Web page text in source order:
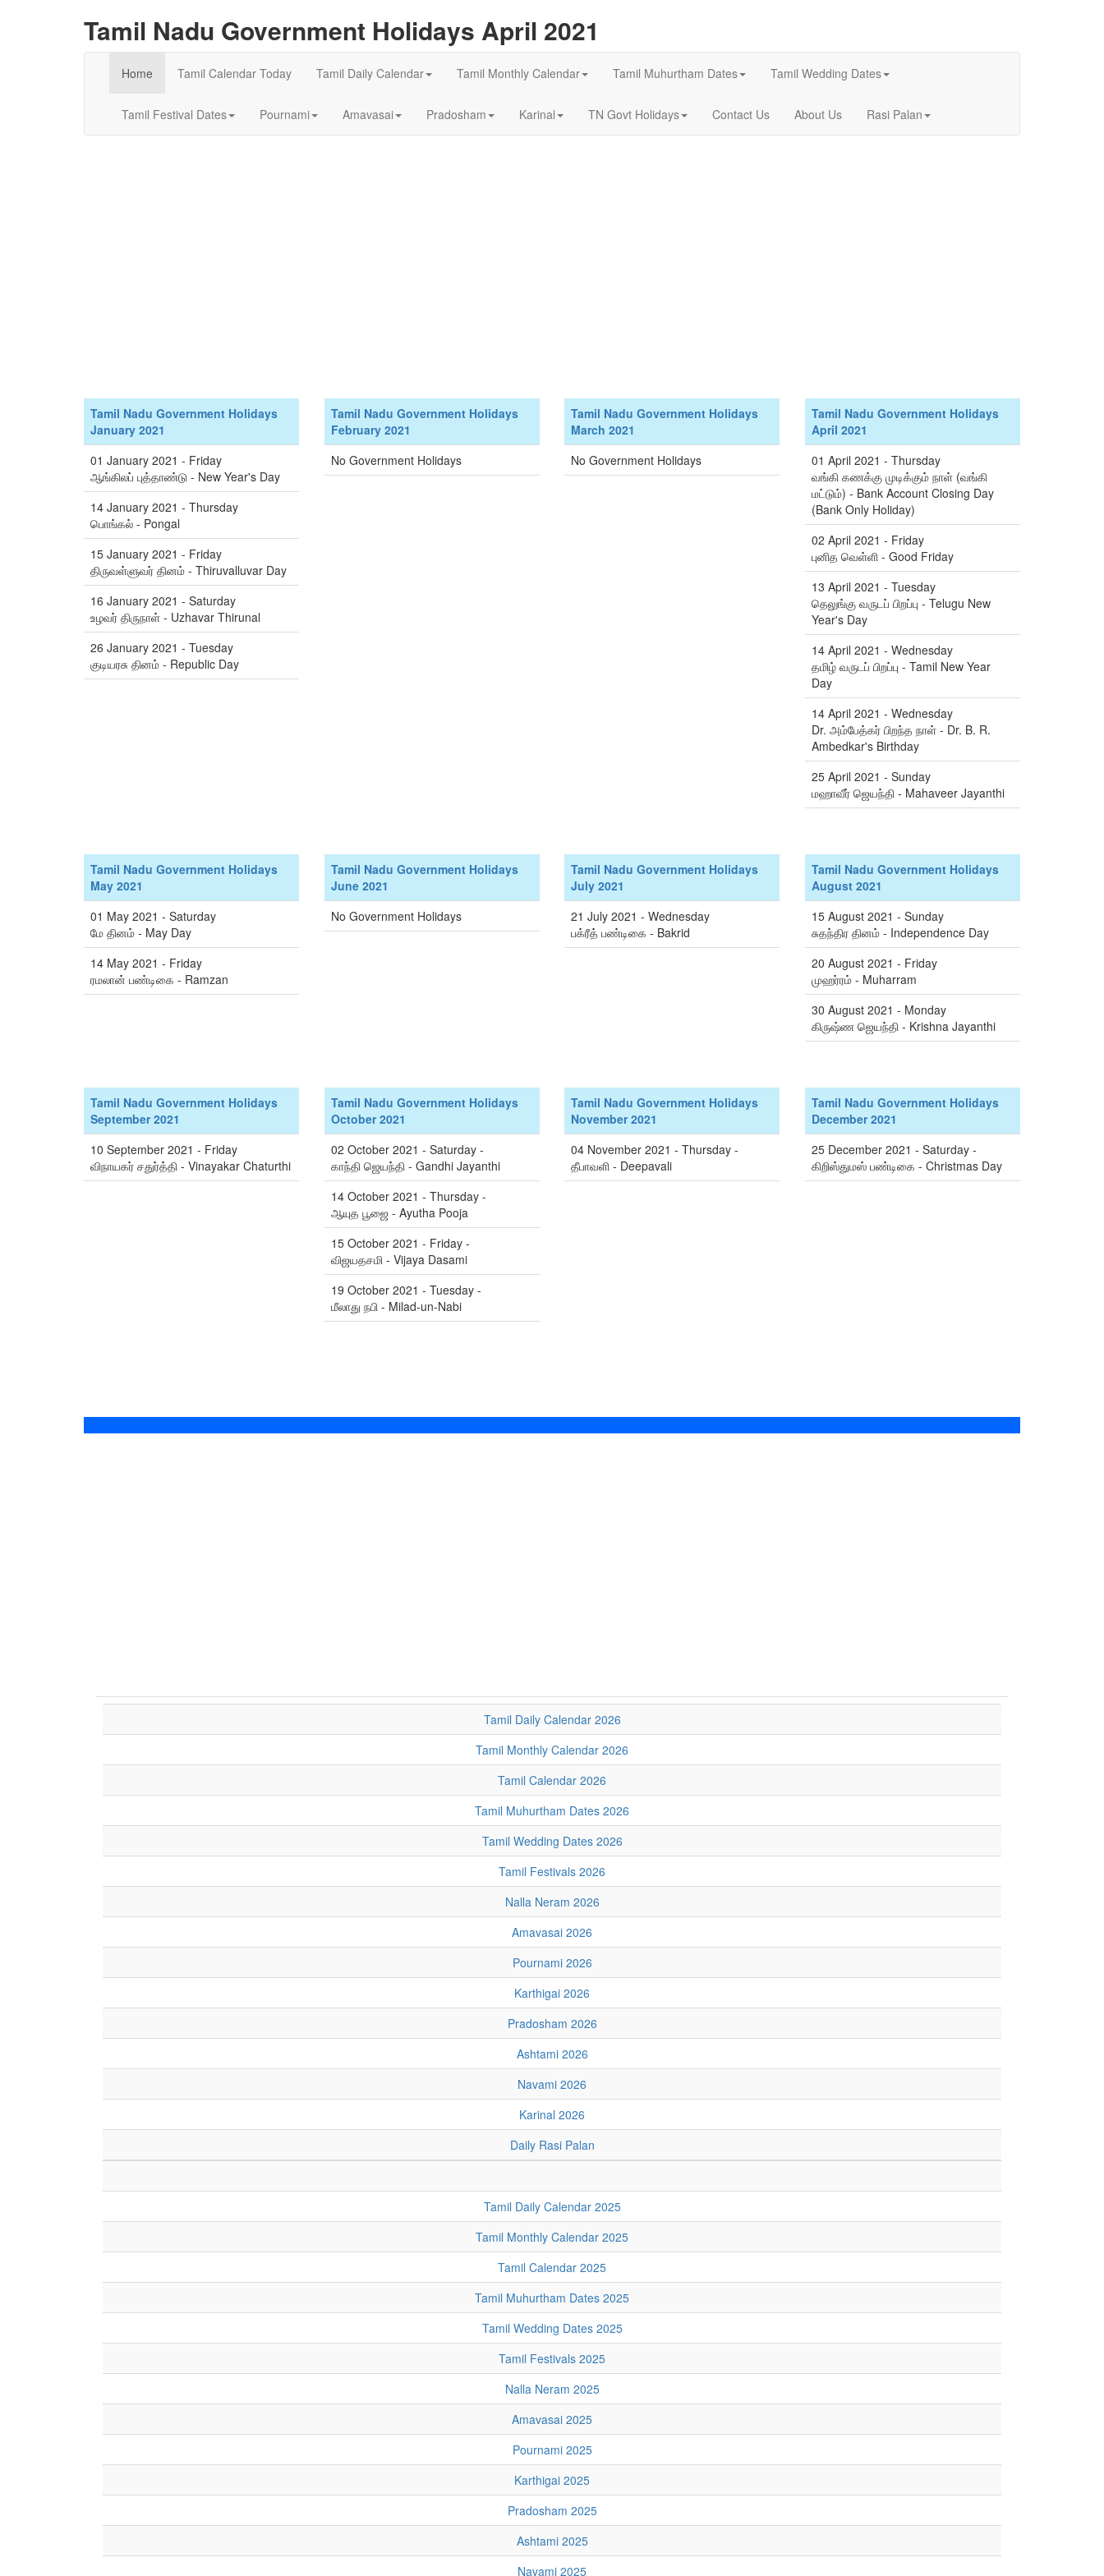
Tamil Nadu Government Holidays April 2021
Home Tamil Calendar Today Tamil Daily Calendar Tamil Monthly Calendar Tamil Muhurtham Dates Tamil Wedding Dates
Tamil Festival Dates Pournami Amavasai Pradosham Karinal TN Govt Holidays Contact Us About Us Rasi Palan
Tamil Nadu Government Holidays
January 2021
01 January 2021 - Friday
ஆங்கிலப் புத்தாண்டு - New Year's Day
14 January 2021 - Thursday
பொங்கல் - Pongal
15 January 2021 - Friday
திருவள்ளுவர் தினம் - Thiruvalluvar Day
16 January 2021 - Saturday
உழவர் திருநாள் - Uzhavar Thirunal
26 January 2021 - Tuesday
குடியரசு தினம் - Republic Day
Tamil Nadu Government Holidays
February 2021
No Government Holidays
Tamil Nadu Government Holidays
March 2021
No Government Holidays
Tamil Nadu Government Holidays
April 2021
01 April 2021 - Thursday
வங்கி கணக்கு முடிக்கும் நாள் (வங்கி
மட்டும்) - Bank Account Closing Day
(Bank Only Holiday)
02 April 2021 - Friday
புனித வெள்ளி - Good Friday
13 April 2021 - Tuesday
தெலுங்கு வருடப் பிறப்பு - Telugu New
Year's Day
14 April 2021 - Wednesday
தமிழ் வருடப் பிறப்பு - Tamil New Year
Day
14 April 2021 - Wednesday
Dr. அம்பேத்கர் பிறந்த நாள் - Dr. B. R.
Ambedkar's Birthday
25 April 2021 - Sunday
மஹாவீர் ஜெயந்தி - Mahaveer Jayanthi
Tamil Nadu Government Holidays
May 2021
01 May 2021 - Saturday
மே தினம் - May Day
14 May 2021 - Friday
ரமலான் பண்டிகை - Ramzan
Tamil Nadu Government Holidays
June 2021
No Government Holidays
Tamil Nadu Government Holidays
July 2021
21 July 2021 - Wednesday
பக்ரீத் பண்டிகை - Bakrid
Tamil Nadu Government Holidays
August 2021
15 August 2021 - Sunday
சுதந்திர தினம் - Independence Day
20 August 2021 - Friday
முஹர்ரம் - Muharram
30 August 2021 - Monday
கிருஷ்ண ஜெயந்தி - Krishna Jayanthi
Tamil Nadu Government Holidays
September 2021
10 September 2021 - Friday
விநாயகர் சதுர்த்தி - Vinayakar Chaturthi
Tamil Nadu Government Holidays
October 2021
02 October 2021 - Saturday -
காந்தி ஜெயந்தி - Gandhi Jayanthi
14 October 2021 - Thursday -
ஆயுத பூஜை - Ayutha Pooja
15 October 2021 - Friday -
விஜயதசமி - Vijaya Dasami
19 October 2021 - Tuesday -
மீலாது நபி - Milad-un-Nabi
Tamil Nadu Government Holidays
November 2021
04 November 2021 - Thursday -
தீபாவளி - Deepavali
Tamil Nadu Government Holidays
December 2021
25 December 2021 - Saturday -
கிறிஸ்துமஸ் பண்டிகை - Christmas Day
Tamil Daily Calendar 2026
Tamil Monthly Calendar 2026
Tamil Calendar 2026
Tamil Muhurtham Dates 2026
Tamil Wedding Dates 2026
Tamil Festivals 2026
Nalla Neram 2026
Amavasai 2026
Pournami 2026
Karthigai 2026
Pradosham 2026
Ashtami 2026
Navami 2026
Karinal 2026
Daily Rasi Palan
Tamil Daily Calendar 2025
Tamil Monthly Calendar 2025
Tamil Calendar 2025
Tamil Muhurtham Dates 2025
Tamil Wedding Dates 2025
Tamil Festivals 2025
Nalla Neram 2025
Amavasai 2025
Pournami 2025
Karthigai 2025
Pradosham 2025
Ashtami 2025
Navami 2025